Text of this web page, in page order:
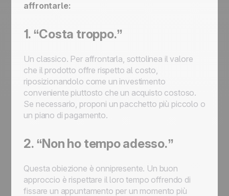
affrontarle:
1. “Costa troppo.”
Un classico. Per affrontarla, sottolinea il valore
che il prodotto offre rispetto al costo,
riposizionandolo come un investimento
conveniente piuttosto che un acquisto costoso.
Se necessario, proponi un pacchetto più piccolo o
un piano di pagamento.
2. “Non ho tempo adesso.”
Questa obiezione è onnipresente. Un buon
approccio è rispettare il loro tempo offrendo di
fissare un appuntamento per un momento più